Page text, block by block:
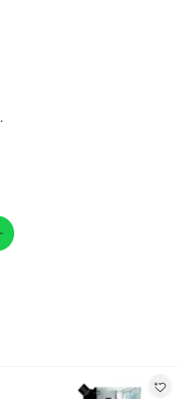
productos para asfalto.
tecnología, línea blanca,
alimenticios,
con señales de uso, sin